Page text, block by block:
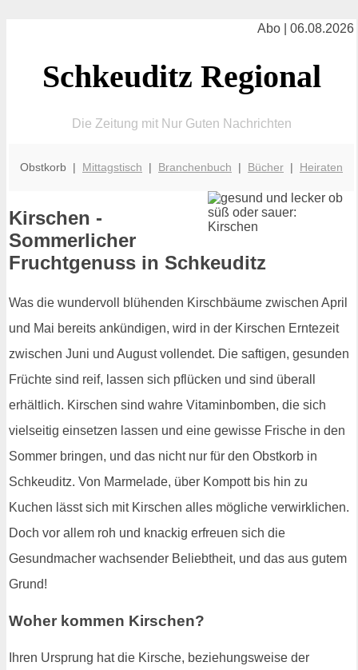
Abo | 06.08.2026
Schkeuditz Regional
Die Zeitung mit Nur Guten Nachrichten
Obstkorb | Mittagstisch | Branchenbuch | Bücher | Heiraten
Kirschen -
Sommerlicher
Fruchtgenuss in Schkeuditz
Was die wundervoll blühenden Kirschbäume zwischen April
und Mai bereits ankündigen, wird in der Kirschen Erntezeit
zwischen Juni und August vollendet. Die saftigen, gesunden
Früchte sind reif, lassen sich pflücken und sind überall
erhältlich. Kirschen sind wahre Vitaminbomben, die sich
vielseitig einsetzen lassen und eine gewisse Frische in den
Sommer bringen, und das nicht nur für den Obstkorb in
Schkeuditz. Von Marmelade, über Kompott bis hin zu
Kuchen lässt sich mit Kirschen alles mögliche verwirklichen.
Doch vor allem roh und knackig erfreuen sich die
Gesundmacher wachsender Beliebtheit, und das aus gutem
Grund!
Woher kommen Kirschen?
Ihren Ursprung hat die Kirsche, beziehungsweise der